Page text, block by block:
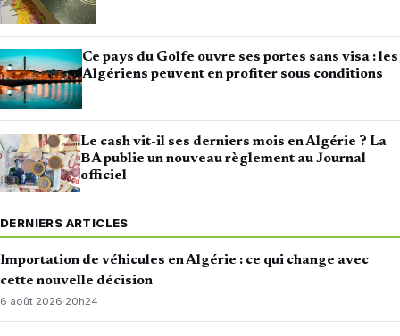
Ce pays du Golfe ouvre ses portes sans visa : les
Algériens peuvent en profiter sous conditions
Le cash vit-il ses derniers mois en Algérie ? La
BA publie un nouveau règlement au Journal
officiel
DERNIERS ARTICLES
Importation de véhicules en Algérie : ce qui change avec
cette nouvelle décision
6 août 2026·20h24